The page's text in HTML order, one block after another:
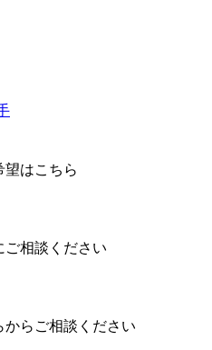
望はこちら
ご相談ください
からご相談ください